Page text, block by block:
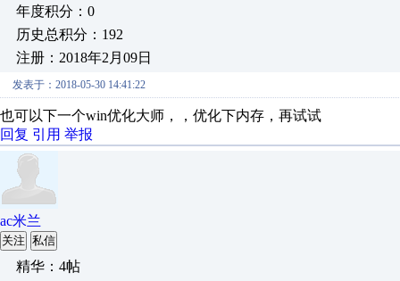
年度积分：0
历史总积分：192
注册：2018年2月09日
发表于：2018-05-30 14:41:22
也可以下一个win优化大师，，优化下内存，再试试
回复 引用 举报
ac米兰
关注 私信
精华：4帖